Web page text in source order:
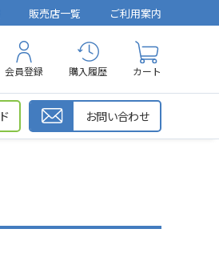
販売店一覧 ご利用案内
会員登録 購入履歴 カート
お問い合わせ